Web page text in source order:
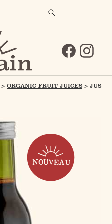
> ORGANIC FRUIT JUICES > JUS
NOUVEAU